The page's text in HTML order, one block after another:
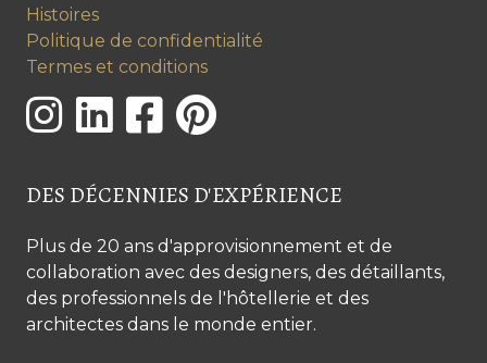
Histoires
Politique de confidentialité
Termes et conditions
DES DÉCENNIES D'EXPÉRIENCE
Plus de 20 ans d'approvisionnement et de
collaboration avec des designers, des détaillants,
des professionnels de l'hôtellerie et des
architectes dans le monde entier.